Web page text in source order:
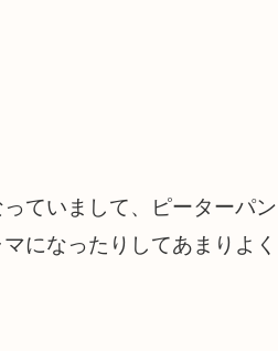
ていまして、ピーターパン
になったりしてあまりよく